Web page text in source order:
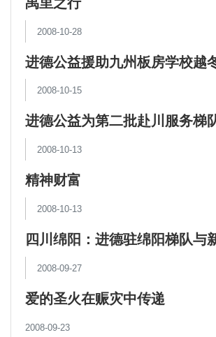
2008-10-28
进德公益援助九州板房学校越
2008-10-15
进德公益为第二批赴川服务梯
辅导培训
2008-10-13
精神财富
2008-10-13
四川绵阳：进德驻绵阳梯队与
爱心陪伴灾区儿童
2008-09-27
爱的圣火在赈灾中传递
2008-09-23